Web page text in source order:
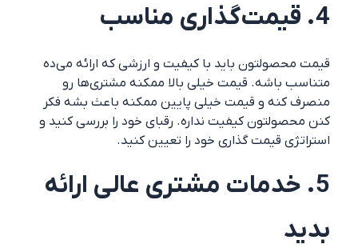
4. قیمت‌گذاری مناسب
قیمت محصولتون باید با کیفیت و ارزشی که ارائه می‌ده
متناسب باشه. قیمت خیلی بالا ممکنه مشتری‌ها رو
منصرف کنه و قیمت خیلی پایین ممکنه باعث بشه فکر
کنن محصولتون کیفیت نداره. رقبای خود را بررسی کنید و
استراتژی قیمت گذاری خود را تعیین کنید.
5. خدمات مشتری عالی ارائه
بدید